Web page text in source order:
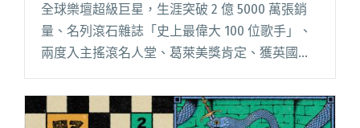
全球樂壇超級巨星，⽣涯突破 2 億 5000 萬張銷
量、名列滾⽯雜誌「史上最偉⼤ 100 位歌⼿」、
兩度入主搖滾名⼈堂、葛萊美獎肯定、獲英國女
王封爵⋯⋯有「搖滾公雞」之稱的洛史都華
（Rod Stewart）正式宣佈，繼 1995 年台北市立
閱讀全文 "睽違29年 「搖滾公雞」洛史都華再度